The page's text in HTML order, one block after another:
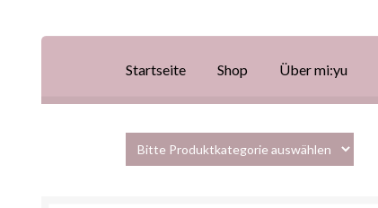
Startseite Shop Über mi:yu